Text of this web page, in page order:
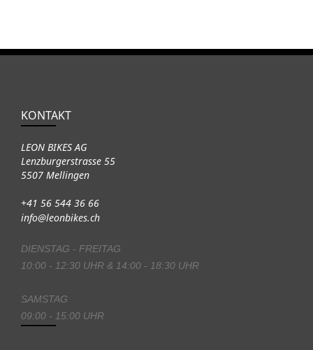
KONTAKT
LEON BIKES AG
Lenzburgerstrasse 55
5507 Mellingen
+41 56 544 36 66
info@leonbikes.ch
DIENSTAG - FREITAG
10:00 - 12:30 UHR & 14:00 - 18:30 UHR
SAMSTAG
09:00 - 15:00 UHR